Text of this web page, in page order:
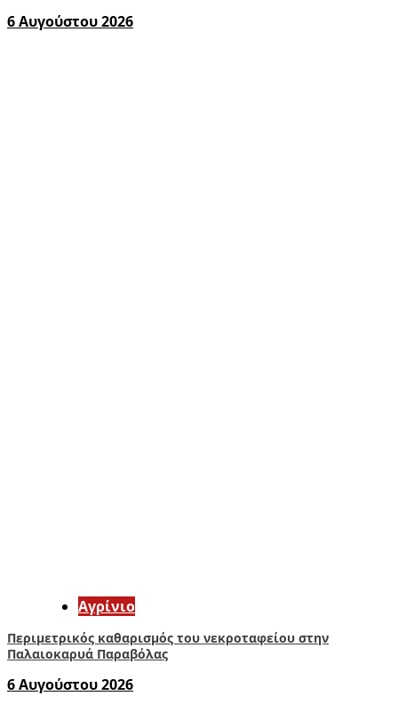
6 Αυγούστου 2026
Aγρίνιο
Περιμετρικός καθαρισμός του νεκροταφείου στην
Παλαιοκαρυά Παραβόλας
6 Αυγούστου 2026